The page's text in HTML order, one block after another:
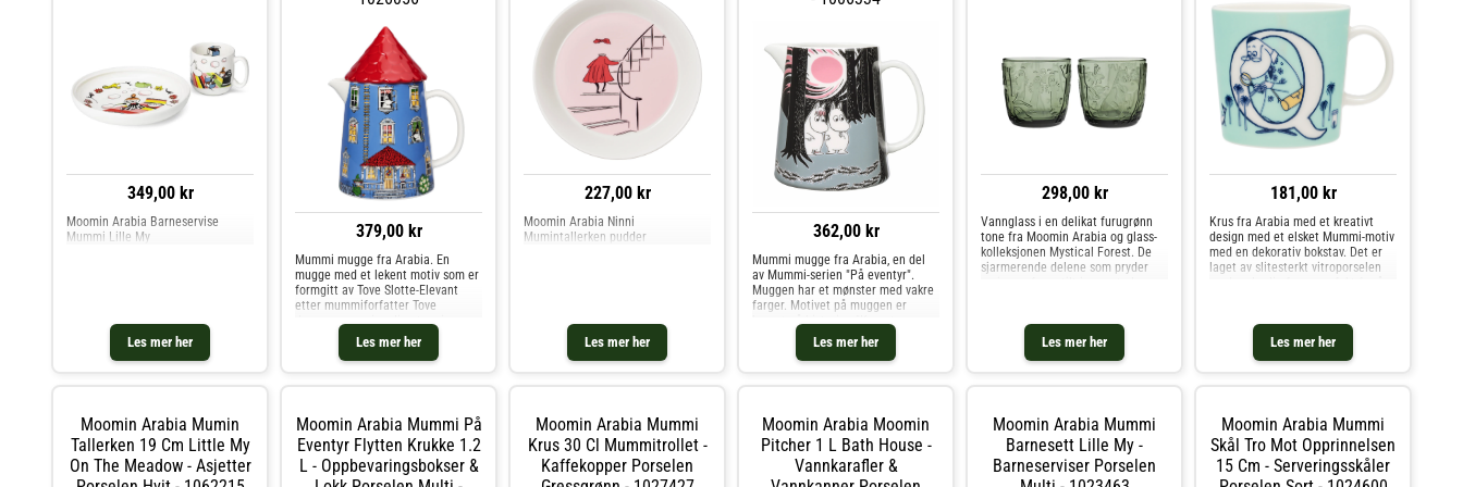
349,00 kr
Les mer her
Moomin Arabia Barneservise
Mummi Lille My
379,00 kr
Les mer her
Mummi mugge fra Arabia. En
mugge med et lekent motiv som er
formgitt av Tove Slotte-Elevant
etter mummiforfatter Tove
Janssons opprinnelige tegninger.
Passer perfekt til kaffestunden
eller frokosten, og er populær blant
både store og små. Fin å
og andre Vann, Kaffe & Te hos
Royal Design.
227,00 kr
Les mer her
Moomin Arabia Ninni
Mumintallerken pudder
362,00 kr
Les mer her
Mummi mugge fra Arabia, en del
av Mummi-serien "På eventyr".
Muggen har et mønster med vakre
farger. Motivet på muggen er
basert på historien "Kometen
kommer", der alle plutselig en dag
begynner å flytte fra Mummidalen.
Mummitrollet og Snorkfrøken
pakker sammen tingene sine for å
bosette seg i en hule. Etter hvert
kan imidlertid alle i Mummidalen
puste ut mens naturens egne
298,00 kr
Les mer her
Vannglass i en delikat furugrønn
tone fra Moomin Arabia og glass-
kolleksjonen Mystical Forest. De
sjarmerende delene som pryder
Jansson. Når vannglasset
181,00 kr
Les mer her
Krus fra Arabia med et kreativt
design med et elsket Mummi-motiv
med en dekorativ bokstav. Det er
laget av slitesterkt vitroporselen
Inspirerende, populært Mummi-
motiv.- Finnes i forskjellige
varianter.- Fra serien Moomin
oner for kruset- Ovnsikkert.- Tåler
mikrobølgeovn.- Tåler
oppvaskmaskin. Kjøp Mumin-krus
og andre Kopper & Krus hos Royal
Design.
Moomin Arabia Mumin
Tallerken 19 Cm Little My
On The Meadow - Asjetter
Moomin Arabia Mummi På
Eventyr Flytten Krukke 1.2
L - Oppbevaringsbokser &
Moomin Arabia Mummi
Krus 30 Cl Mummitrollet -
Kaffekopper Porselen
Moomin Arabia Moomin
Pitcher 1 L Bath House -
Vannkarafler &
Moomin Arabia Mummi
Barnesett Lille My -
Barneserviser Porselen
Moomin Arabia Mummi
Skål Tro Mot Opprinnelsen
15 Cm - Serveringsskåler